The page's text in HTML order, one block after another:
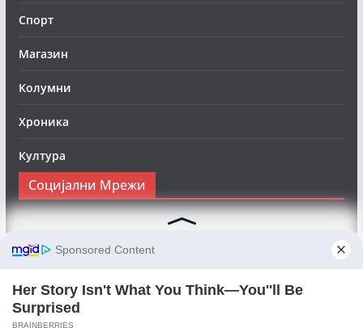
Спорт
Магазин
Колумни
Хроника
Култура
Социјални Мрежи
Следете нè на Фејсбук за да сте во тек со најновите